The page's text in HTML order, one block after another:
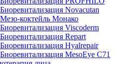
Биоревитализация Novacutan
Мезо-коктейль Монако
Биоревитализация Viscoderm
Биоревитализация Repart
Биоревитализация Hyalrepair
Биоревитализация MesoEye C71